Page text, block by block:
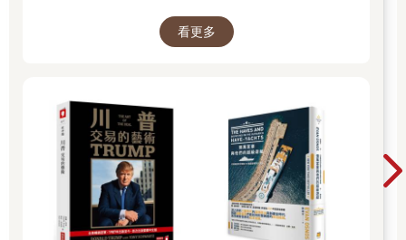
cingulate）、楔前葉（percuneus）和下頂小葉（inferior parietal
lobule）吧。這些區域與智慧的第四個要素息息相關，亦即反思和
下方。這種覺悟不僅能幫助我們學習、接受隨著新知識、新經驗
和新見解而來的新思維與新信念，還能磨練我們的心，讓我們更
有能力包容、接納他人。少了包容，就不可能展現同理心與慈悲
心，也不可能與外部世界建立關係和連結。對智慧而言，包容不
同甚至對立的觀點，其重要性不亞於自我反思或利社會態度。那
是一種願意從多個角度看待生活與各種人事物，不會立即譴責或
加以貶抑的能力。這個世界就像大腦一樣充滿繽紛色彩，而非純
看更多